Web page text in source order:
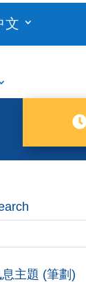
文
主題 (筆劃)